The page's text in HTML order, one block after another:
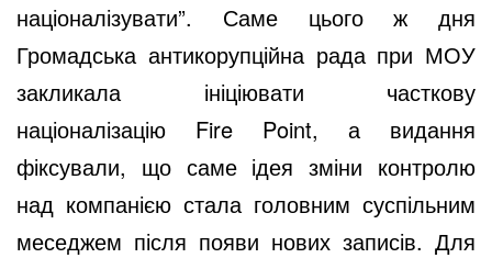
націоналізувати”. Саме цього ж дня
Громадська антикорупційна рада при МОУ
закликала ініціювати часткову
націоналізацію Fire Point, а видання
фіксували, що саме ідея зміни контролю
над компанією стала головним суспільним
меседжем після появи нових записів. Для